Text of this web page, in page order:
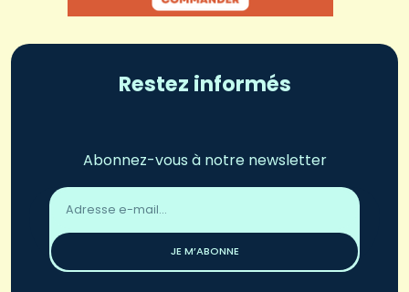
Restez informés
Abonnez-vous à notre newsletter
Adresse
email
JE M’ABONNE